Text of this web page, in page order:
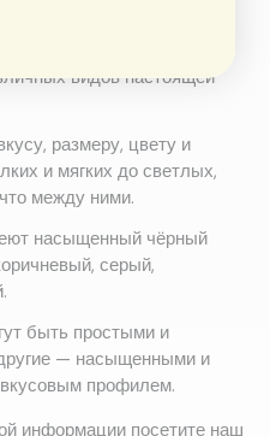
видов настоящей
размеру, цвету и
и мягких до светлых,
между ними.
насыщенный чёрный
серый,
быть простыми и
— насыщенными и
профилем.
информации посетите наш